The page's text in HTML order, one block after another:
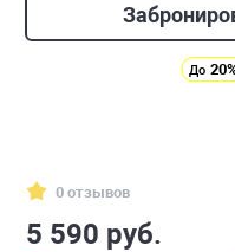
До
0 отзывов
5 590 руб.